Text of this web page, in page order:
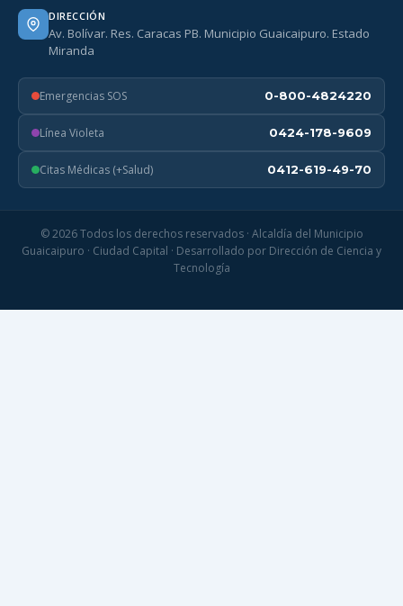
DIRECCIÓN
Av. Bolívar. Res. Caracas PB. Municipio Guaicaipuro. Estado
Miranda
Emergencias SOS 0-800-4824220
Línea Violeta 0424-178-9609
Citas Médicas (+Salud) 0412-619-49-70
© 2026 Todos los derechos reservados · Alcaldía del Municipio
Guaicaipuro · Ciudad Capital · Desarrollado por Dirección de Ciencia y
Tecnología